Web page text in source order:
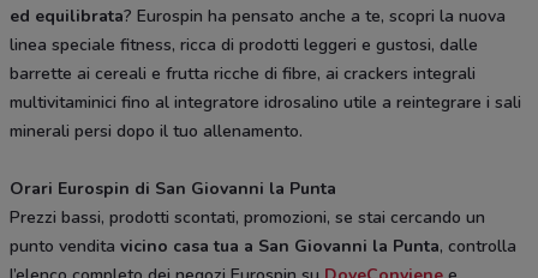
ed equilibrata? Eurospin ha pensato anche a te, scopri la nuova
linea speciale fitness, ricca di prodotti leggeri e gustosi, dalle
barrette ai cereali e frutta ricche di fibre, ai crackers integrali
multivitaminici fino al integratore idrosalino utile a reintegrare i sali
minerali persi dopo il tuo allenamento.
Orari Eurospin di San Giovanni la Punta
Prezzi bassi, prodotti scontati, promozioni, se stai cercando un
punto vendita vicino casa tua a San Giovanni la Punta, controlla